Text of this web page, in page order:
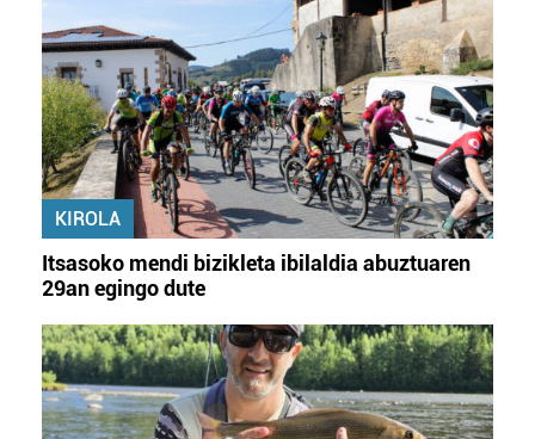
KIROLA
Itsasoko mendi bizikleta ibilaldia abuztuaren
29an egingo dute